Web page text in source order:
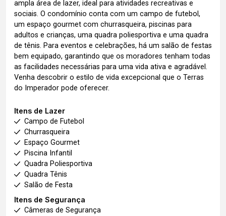
ampla área de lazer, ideal para atividades recreativas e
sociais. O condomínio conta com um campo de futebol,
um espaço gourmet com churrasqueira, piscinas para
adultos e crianças, uma quadra poliesportiva e uma quadra
de tênis. Para eventos e celebrações, há um salão de festas
bem equipado, garantindo que os moradores tenham todas
as facilidades necessárias para uma vida ativa e agradável.
Venha descobrir o estilo de vida excepcional que o Terras
do Imperador pode oferecer.
Itens de Lazer
Campo de Futebol
Churrasqueira
Espaço Gourmet
Piscina Infantil
Quadra Poliesportiva
Quadra Tênis
Salão de Festa
Itens de Segurança
Câmeras de Segurança